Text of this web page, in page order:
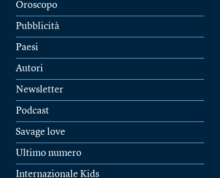
Oroscopo
Pubblicità
Paesi
Autori
Newsletter
Podcast
Savage love
Ultimo numero
Internazionale Kids